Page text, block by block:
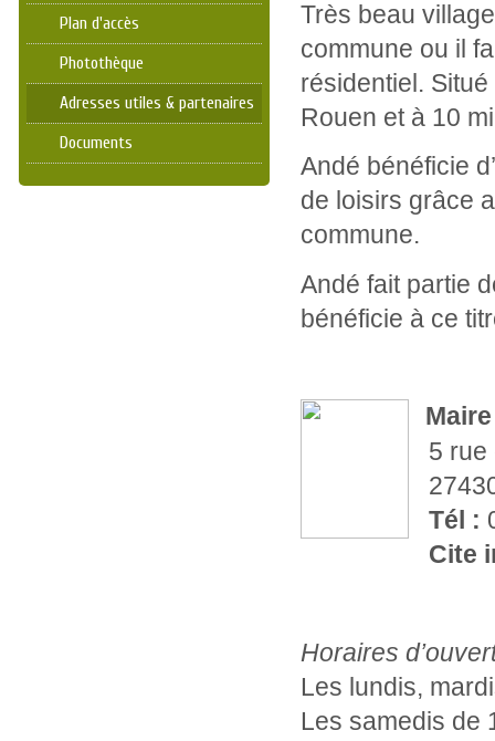
Très beau
commune ou il
résidentiel.
Rouen et à 10
Andé bénéficie
de loisirs grâce
commune.
Andé fait partie
bénéficie à ce
5 rue
Tél :
Cite
Horaires
Les lundis,
Les samedis de
Plan d'accès
Photothèque
Adresses utiles & partenaires
Documents